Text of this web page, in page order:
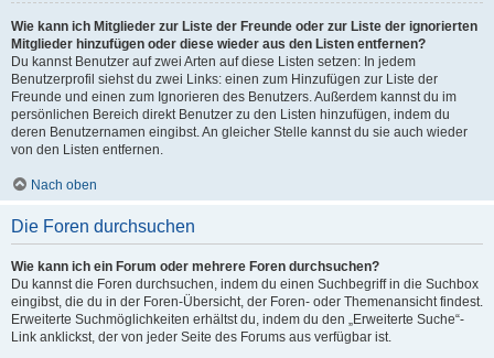
Wie kann ich Mitglieder zur Liste der Freunde oder zur Liste der ignorierten
Mitglieder hinzufügen oder diese wieder aus den Listen entfernen?
Du kannst Benutzer auf zwei Arten auf diese Listen setzen: In jedem
Benutzerprofil siehst du zwei Links: einen zum Hinzufügen zur Liste der
Freunde und einen zum Ignorieren des Benutzers. Außerdem kannst du im
persönlichen Bereich direkt Benutzer zu den Listen hinzufügen, indem du
deren Benutzernamen eingibst. An gleicher Stelle kannst du sie auch wieder
von den Listen entfernen.
Nach oben
Die Foren durchsuchen
Wie kann ich ein Forum oder mehrere Foren durchsuchen?
Du kannst die Foren durchsuchen, indem du einen Suchbegriff in die Suchbox
eingibst, die du in der Foren-Übersicht, der Foren- oder Themenansicht findest.
Erweiterte Suchmöglichkeiten erhältst du, indem du den „Erweiterte Suche“-
Link anklickst, der von jeder Seite des Forums aus verfügbar ist.